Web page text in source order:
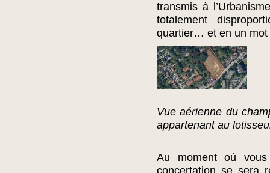
transmis à
totalement
quartier… et en un mot
Vue aérienne du
appartenant au
Au moment où
concertation se sera